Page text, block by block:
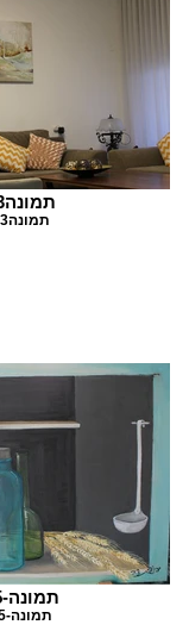
תמונה13
תמונה13
תמונה-15
תמונה-15